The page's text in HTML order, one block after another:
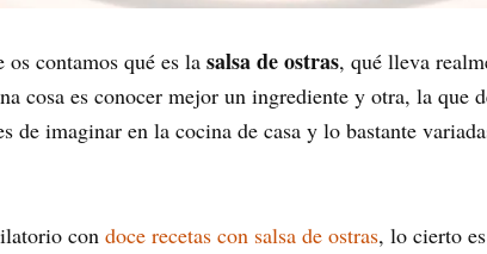
os contamos qué es la salsa de ostras, qué lleva
cosa es conocer mejor un ingrediente y otra, la que
de imaginar en la cocina de casa y lo bastante
con doce recetas con salsa de ostras, lo cierto